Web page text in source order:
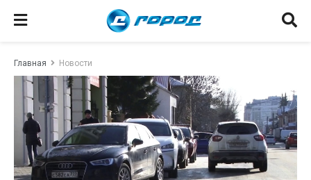
Главная Новости